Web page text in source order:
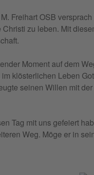
Frei­hart OSB
zu leben. Mit
Moment auf dem
klö­ster­li­chen Leben
sei­nen Wil­len mit
Tag mit uns gefeiert
Weg. Möge er in